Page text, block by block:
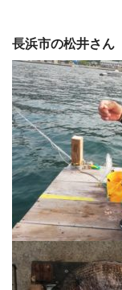
長浜市の松井さん